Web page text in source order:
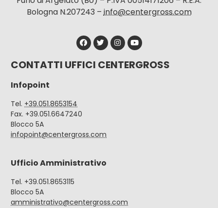
Bologna N.207243 –info@centergross.com
CONTATTI UFFICI CENTERGROSS
Infopoint
Tel. +39.051.8653154
Fax. +39.051.6647240
Blocco 5A
infopoint@centergross.com
Ufficio Amministrativo
Tel. +39.051.8653115
Blocco 5A
amministrativo@centergross.com